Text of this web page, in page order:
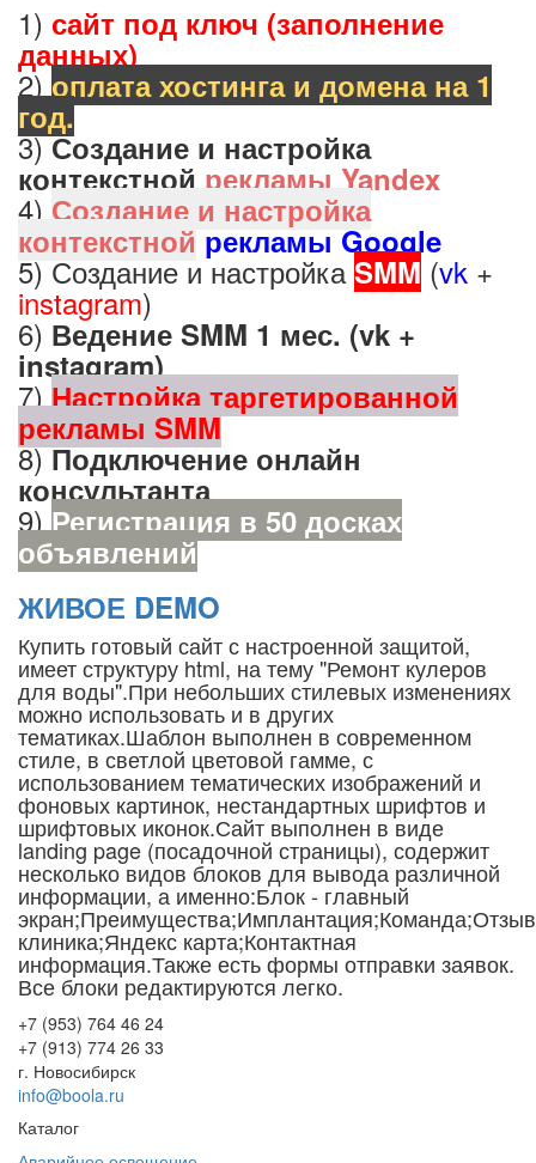
1) сайт под ключ (заполнение
данных)
2)оплата хостинга и домена на 1
год.
3)Создание и настройка
контекстной рекламы Yandex
4) Создание и настройка
контекстной рекламы Google
5) Создание и настройкаSMM (vk +
instagram)
6) Ведение SMM 1 мес. (vk +
instagram)
7)Настройка таргетированной
рекламы SMM
8)Подключение онлайн
консультанта
9)Регистрация в 50 досках
объявлений
ЖИВОЕ DEMO
Купить готовый сайт с настроенной защитой,
имеет структуру html, на тему "Ремонт кулеров
для воды".При небольших стилевых изменениях
можно использовать и в других
тематиках.Шаблон выполнен в современном
стиле, в светлой цветовой гамме, с
использованием тематических изображений и
фоновых картинок, нестандартных шрифтов и
шрифтовых иконок.Сайт выполнен в виде
landing page (посадочной страницы), содержит
несколько видов блоков для вывода различной
информации, а именно:Блок - главный
клиника;Яндекс карта;Контактная
информация.Также есть формы отправки заявок.
Все блоки редактируются легко.
+7 (953) 764 46 24
+7 (913) 774 26 33
г. Новосибирск
info@boola.ru
Каталог